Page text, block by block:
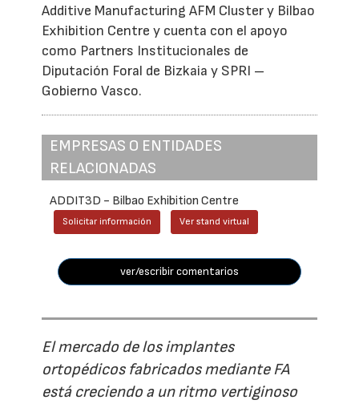
Additive Manufacturing AFM Cluster y Bilbao
Exhibition Centre y cuenta con el apoyo
como Partners Institucionales de
Diputación Foral de Bizkaia y SPRI –
Gobierno Vasco.
EMPRESAS O ENTIDADES
RELACIONADAS
ADDIT3D - Bilbao Exhibition Centre
Solicitar información Ver stand virtual
ver/escribir comentarios
El mercado de los implantes
ortopédicos fabricados mediante FA
está creciendo a un ritmo vertiginoso